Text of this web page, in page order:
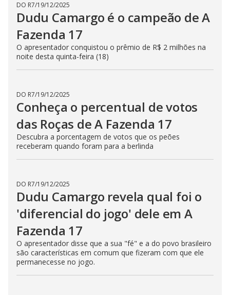
DO R7/19/12/2025
Dudu Camargo é o campeão de A
Fazenda 17
O apresentador conquistou o prêmio de R$ 2 milhões na
noite desta quinta-feira (18)
DO R7/19/12/2025
Conheça o percentual de votos
das Roças de A Fazenda 17
Descubra a porcentagem de votos que os peões
receberam quando foram para a berlinda
DO R7/19/12/2025
Dudu Camargo revela qual foi o
'diferencial do jogo' dele em A
Fazenda 17
O apresentador disse que a sua "fé" e a do povo brasileiro
são características em comum que fizeram com que ele
permanecesse no jogo.